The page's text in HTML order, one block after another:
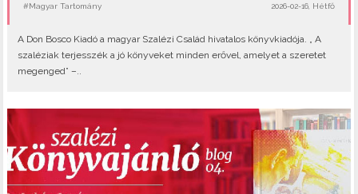
#Magyar Tartomány 2026-02-16, Hétfő
A Don Bosco Kiadó a magyar Szalézi Család hivatalos könyvkiadója. „ A
szaléziak terjesszék a jó könyveket minden erővel, amelyet a szeretet
megenged” –..